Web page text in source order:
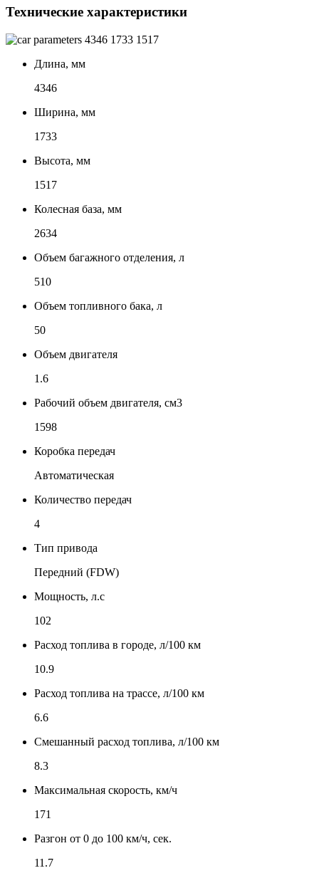
Технические характеристики
4346 1733 1517
Длина, мм
4346
Ширина, мм
1733
Высота, мм
1517
Колесная база, мм
2634
Объем багажного отделения, л
510
Объем топливного бака, л
50
Объем двигателя
1.6
Рабочий объем двигателя, см3
1598
Коробка передач
Автоматическая
Количество передач
4
Тип привода
Передний (FDW)
Мощность, л.с
102
Расход топлива в городе, л/100 км
10.9
Расход топлива на трассе, л/100 км
6.6
Смешанный расход топлива, л/100 км
8.3
Максимальная скорость, км/ч
171
Разгон от 0 до 100 км/ч, сек.
11.7